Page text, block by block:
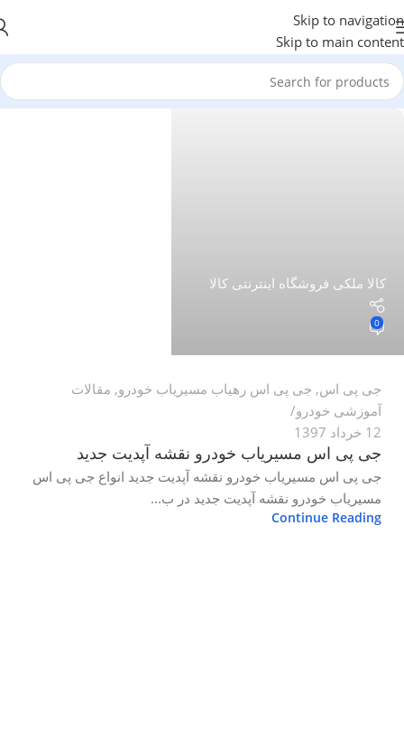
Skip to navigation
Skip to main content
کالا ملکی فروشگاه اینترنتی کالا
0
جی پی اس, جی پی اس رهیاب مسیریاب خودرو, مقالات
آموزشی خودرو
12 خرداد 1397
جی پی اس مسیریاب خودرو نقشه آپدیت جدید
جی پی اس مسیریاب خودرو نقشه آپدیت جدید انواع جی پی اس
مسیریاب خودرو نقشه آپدیت جدید در ب...
Continue Reading